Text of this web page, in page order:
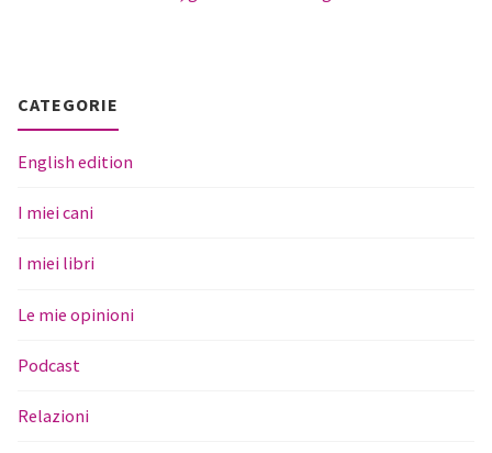
CATEGORIE
English edition
I miei cani
I miei libri
Le mie opinioni
Podcast
Relazioni